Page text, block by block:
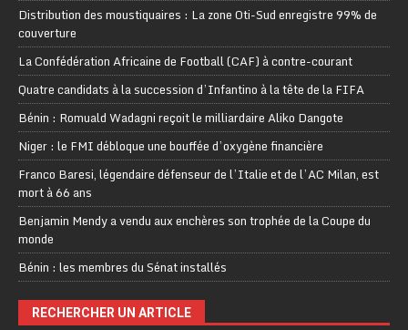
Distribution des moustiquaires : La zone Oti-Sud enregistre 99% de
couverture
La Confédération Africaine de Football (CAF) à contre-courant
Quatre candidats à la succession d’Infantino à la tête de la FIFA
Bénin : Romuald Wadagni reçoit le milliardaire Aliko Dangote
Niger : le FMI débloque une bouffée d’oxygène financière
Franco Baresi, légendaire défenseur de l’Italie et de l’AC Milan, est
mort à 66 ans
Benjamin Mendy a vendu aux enchères son trophée de la Coupe du
monde
Bénin : les membres du Sénat installés
RECHERCHER UN ARTICLE